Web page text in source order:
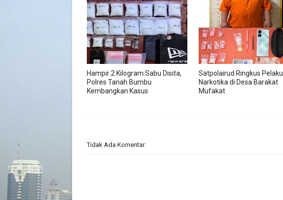
Hampir 2 Kilogram Sabu Disita,
Polres Tanah Bumbu
Kembangkan Kasus
Satpolairud Ringkus Pelaku
Narkotika di Desa Barakat
Mufakat
Tidak Ada Komentar: